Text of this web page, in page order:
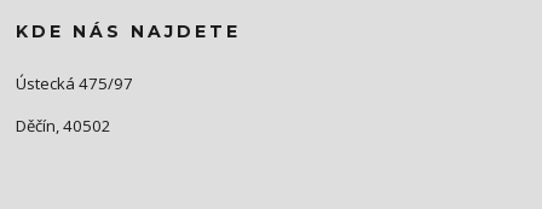
KDE NÁS NAJDETE
Ústecká 475/97
Děčín, 40502